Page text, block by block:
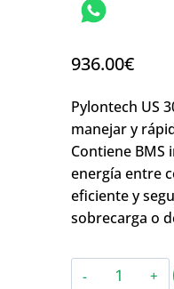
936.00€
Pylontech US
manejar y
Contiene
energía entre
eficiente y
sobrecarga o